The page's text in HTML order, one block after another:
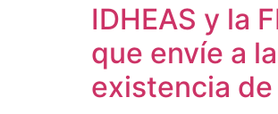
IDHEAS y la
que envíe a
existencia